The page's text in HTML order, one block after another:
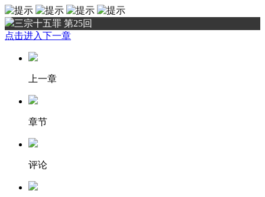
三宗十五罪 第25回
点击进入下一章
上一章
章节
评论